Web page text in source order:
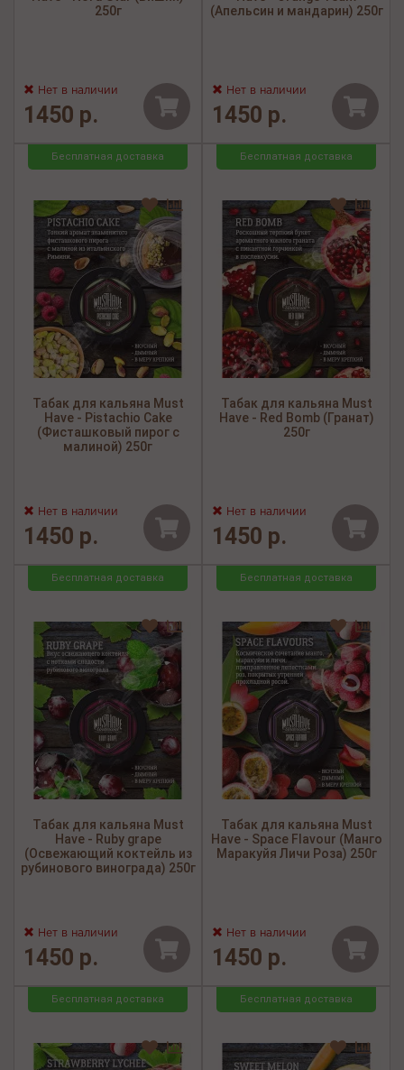
250г
Нет в наличии
1450 р.
(Апельсин и мандарин) 250г
Нет в наличии
1450 р.
Бесплатная доставка
Табак для кальяна Must
Have - Pistachio Cake
(Фисташковый пирог с
малиной) 250г
Нет в наличии
1450 р.
Бесплатная доставка
Табак для кальяна Must
Have - Red Bomb (Гранат)
250г
Нет в наличии
1450 р.
Бесплатная доставка
Табак для кальяна Must
Have - Ruby grape
(Освежающий коктейль из
рубинового винограда) 250г
Нет в наличии
1450 р.
Бесплатная доставка
Табак для кальяна Must
Have - Space Flavour (Манго
Маракуйя Личи Роза) 250г
Нет в наличии
1450 р.
Бесплатная доставка Бесплатная доставка